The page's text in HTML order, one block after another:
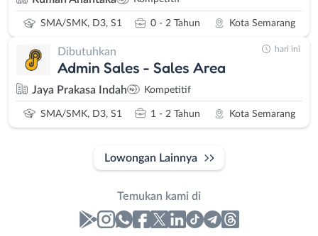
SMA/SMK, D3, S1 0 - 2 Tahun Kota Semarang
Dibutuhkan
Admin Sales - Sales Area
Jaya Prakasa Indah Kompetitif
SMA/SMK, D3, S1 1 - 2 Tahun Kota Semarang
hari ini
Lowongan Lainnya
Temukan kami di